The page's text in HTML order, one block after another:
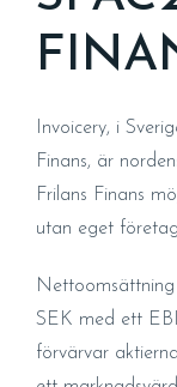
Invoicery, i
Finans, är
Frilans Finans
utan eget
SEK med ett
förvärvar